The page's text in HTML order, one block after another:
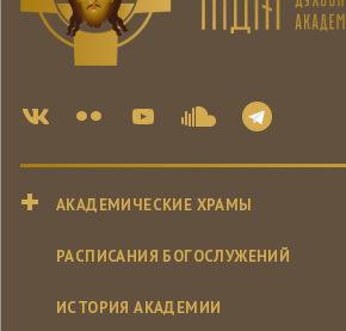
АКАДЕМИЧЕСКИЕ ХРАМЫ
РАСПИСАНИЯ БОГОСЛУЖЕНИЙ
ИСТОРИЯ АКАДЕМИИ